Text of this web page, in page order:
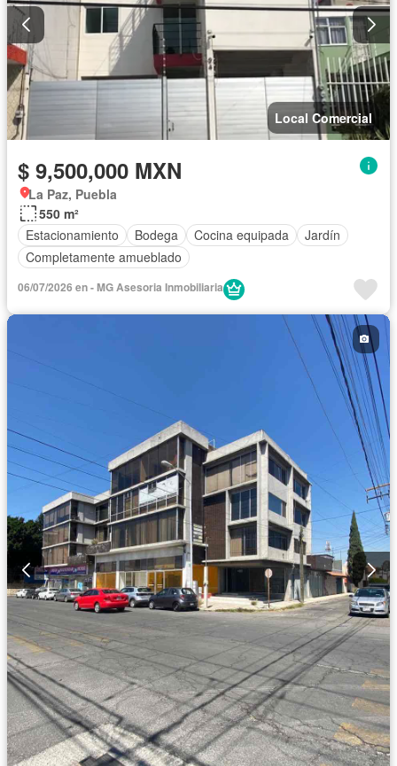
Local Comercial
$ 9,500,000 MXN
La Paz, Puebla
550 m²
Estacionamiento
Bodega Cocina equipada
Jardín
Completamente amueblado
06/07/2026 en - MG Asesoria Inmobiliaria